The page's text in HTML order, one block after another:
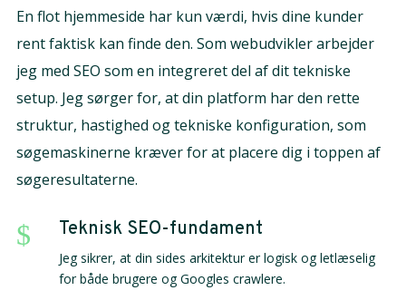
En flot hjemmeside har kun værdi, hvis dine kunder
rent faktisk kan finde den. Som webudvikler arbejder
jeg med SEO som en integreret del af dit tekniske
setup. Jeg sørger for, at din platform har den rette
struktur, hastighed og tekniske konfiguration, som
søgemaskinerne kræver for at placere dig i toppen af
søgeresultaterne.
$ Teknisk SEO-fundament
Jeg sikrer, at din sides arkitektur er logisk og letlæselig
for både brugere og Googles crawlere.